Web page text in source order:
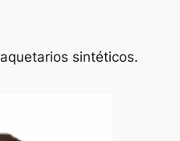
sintéticos.